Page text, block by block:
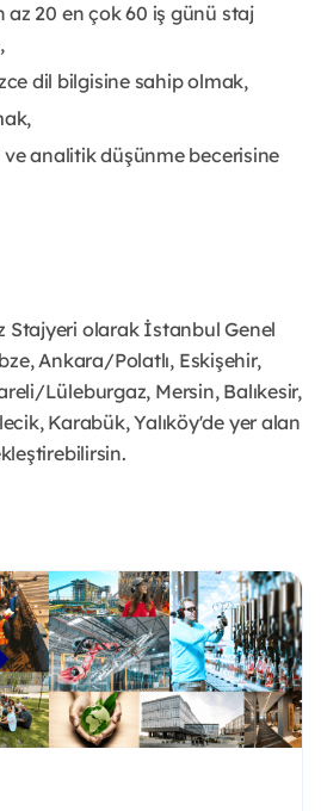
az 20 en çok 60 iş günü staj
dil bilgisine sahip olmak,
analitik düşünme becerisine
Stajyeri olarak İstanbul Genel
Ankara/Polatlı, Eskişehir,
Lüleburgaz, Mersin, Balıkesir,
Karabük, Yalıköy'de yer alan